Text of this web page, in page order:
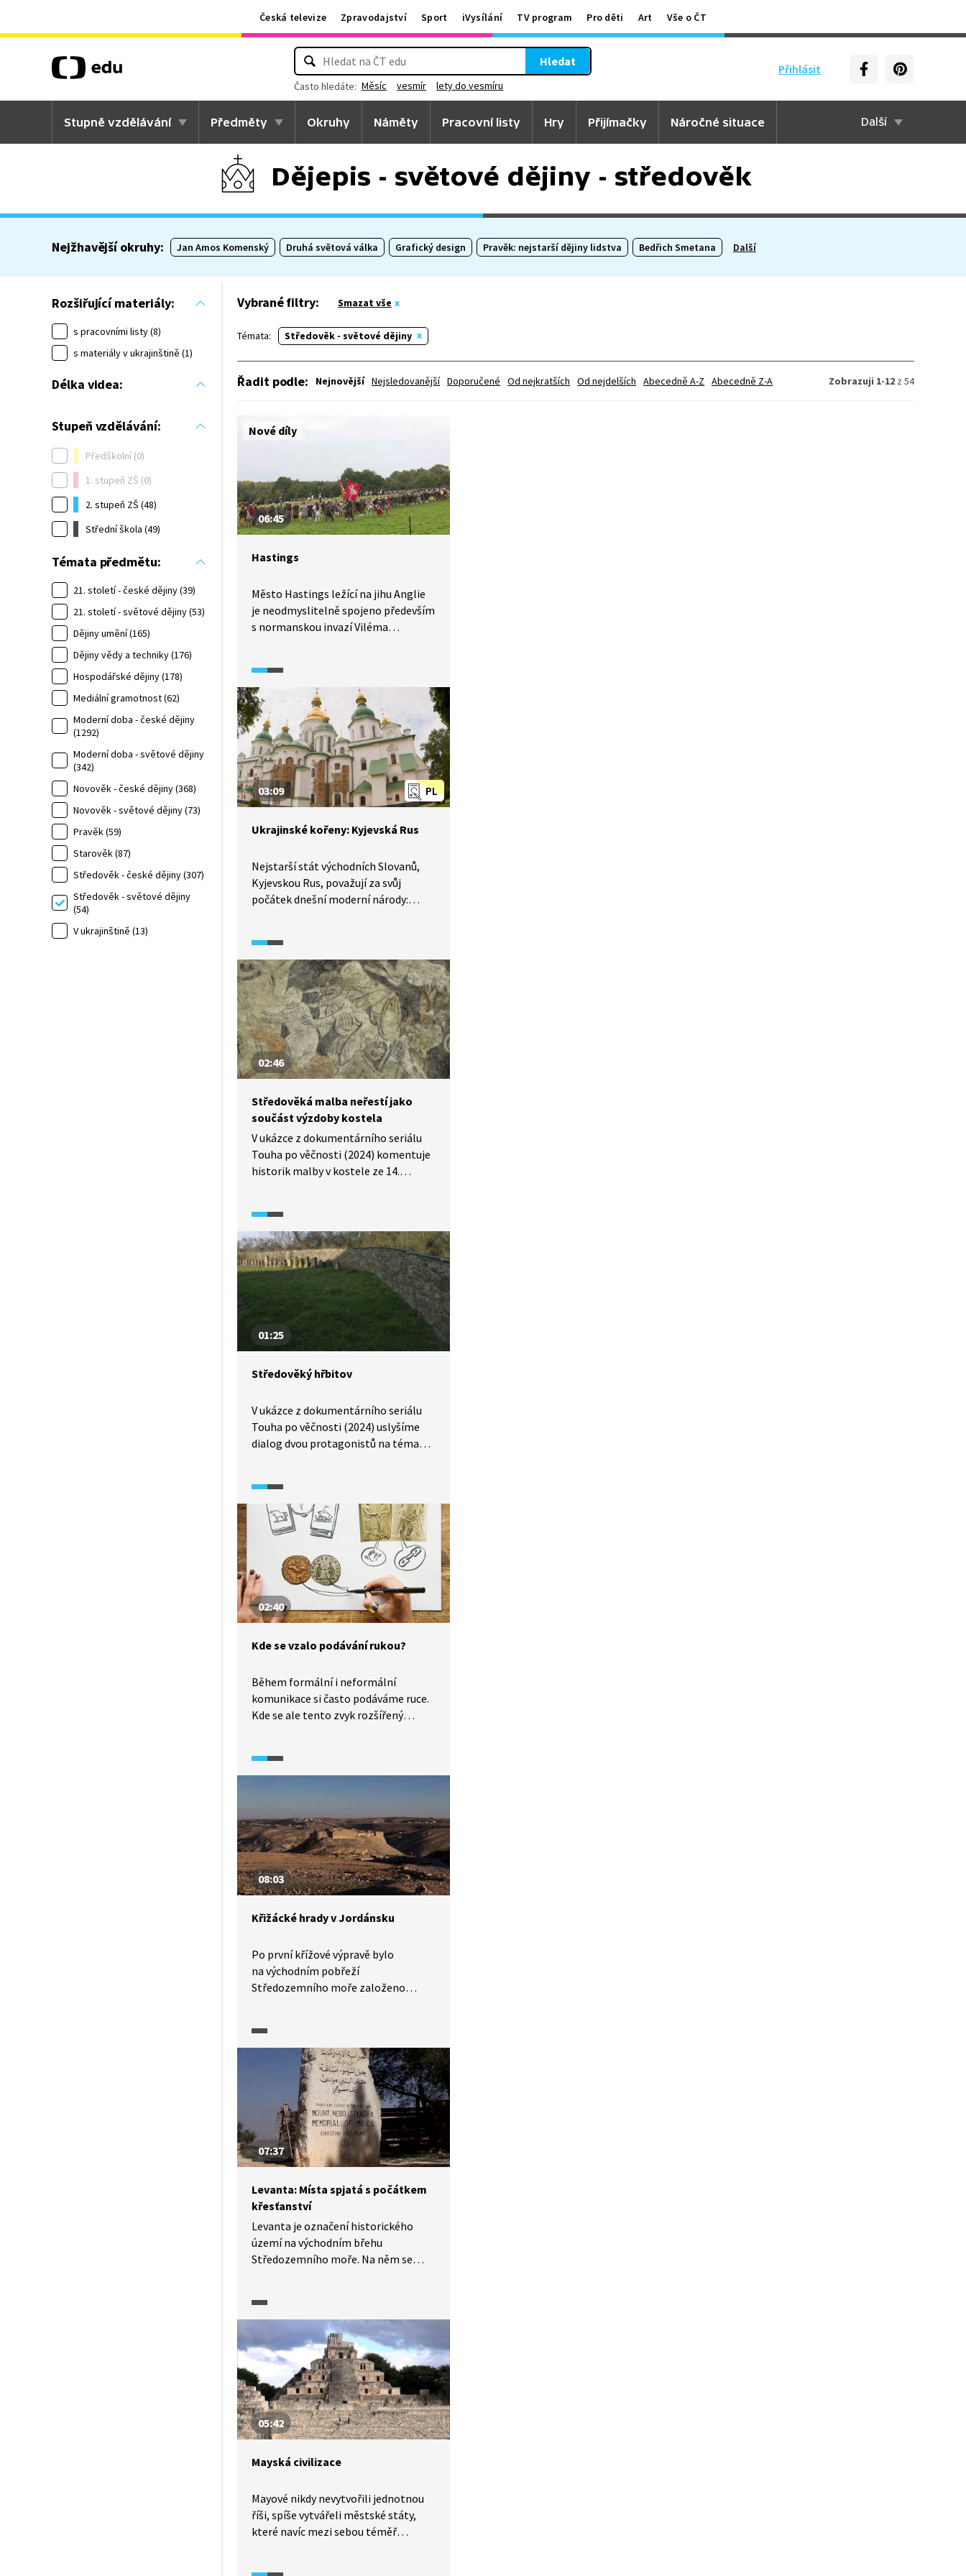
Česká televize Zpravodajství Sport iVysílání TV program Pro děti Art Vše o ČT
Přihlásit
Hledat
Často hledáte: Měsíc vesmír lety do vesmíru
Stupně vzdělávání Předměty Okruhy Náměty Pracovní listy Hry Přijímačky Náročné situace Další
Dějepis - světové dějiny - středověk
Nejžhavější okruhy: Jan Amos Komenský Druhá světová válka Grafický design Pravěk: nejstarší dějiny lidstva Bedřich Smetana Další
Rozšiřující materiály:
s pracovními listy (8)
s materiály v ukrajinštině (1)
Délka videa:
Stupeň vzdělávání:
Předškolní (0)
1. stupeň ZŠ (0)
2. stupeň ZŠ (48)
Střední škola (49)
Témata předmětu:
21. století - české dějiny (39)
21. století - světové dějiny (53)
Dějiny umění (165)
Dějiny vědy a techniky (176)
Hospodářské dějiny (178)
Mediální gramotnost (62)
Moderní doba - české dějiny
(1292)
Moderní doba - světové dějiny
(342)
Novověk - české dějiny (368)
Novověk - světové dějiny (73)
Pravěk (59)
Starověk (87)
Středověk - české dějiny (307)
Středověk - světové dějiny
(54)
V ukrajinštině (13)
Vybrané filtry: Smazat vše
Témata: Středověk - světové dějiny
Řadit podle: Nejnovější Nejsledovanější Doporučené Od nejkratších Od nejdelších Abecedně A-Z Abecedně Z-A Zobrazuji 1-12 z 54
Nové díly
06:45
Hastings
Město Hastings ležící na jihu Anglie
je neodmyslitelně spojeno především
s normanskou invazí Viléma
poblíž tohoto města. V reportáži
Objektivu (leden 2026) se
do Hastingsu vypravíme
a připomeneme si jeho slavnou
historii a prozkoumáme i současnou
podobu tohoto města.
PL
03:09
Ukrajinské kořeny: Kyjevská Rus
Nejstarší stát východních Slovanů,
Kyjevskou Rus, považují za svůj
počátek dnešní moderní národy:
(2015) Martin C. Putna vysvětluje
počátky a kulturu tohoto
východoevropského státu.
02:46
Středověká malba neřestí jako
součást výzdoby kostela
V ukázce z dokumentárního seriálu
Touha po věčnosti (2024) komentuje
historik malby v kostele ze 14.
Satan a ďábel na nich trestají
provinění. Obrazy vzkazují věřícím, že
smrt sama neznamená vykoupení
z hříchu a duše může zažít horké
chvilky a nemusí se jí dostat
automaticky odpuštění.
01:25
Středověký hřbitov
V ukázce z dokumentárního seriálu
Touha po věčnosti (2024) uslyšíme
dialog dvou protagonistů na téma
pohřbívalo co nejblíže kostela.
Hřbitovy byly neuspořádané,
bez náhrobků a ohrazovány
z pragmatického důvodu. Zkuste si
tipnout proč.
02:40
Kde se vzalo podávání rukou?
Během formální i neformální
komunikace si často podáváme ruce.
Kde se ale tento zvyk rozšířený
literatura? Více prozradí video
08:03
Křižácké hrady v Jordánsku
Po první křížové výpravě bylo
na východním pobřeží
Středozemního moře založeno
let a během jeho existence v něm
vzniklo několik opevněných hradů.
Nejznámější z nich jsou Kerak
a Šobak, které vám představí video.
07:37
Levanta: Místa spjatá s počátkem
křesťanství
Levanta je označení historického
území na východním břehu
Středozemního moře. Na něm se
největší monoteistická náboženství:
judaismus, křesťanství a islám.
Na hoře Nebo, jak uvidíte ve videu,
Mojžíš spatřil zemi zaslíbenou.
Ve vodách Jordánu pak byl pokřtěn
Janem Křitelem Ježíš Kristus.
05:42
Mayská civilizace
Mayové nikdy nevytvořili jednotnou
říši, spíše vytvářeli městské státy,
které navíc mezi sebou téměř